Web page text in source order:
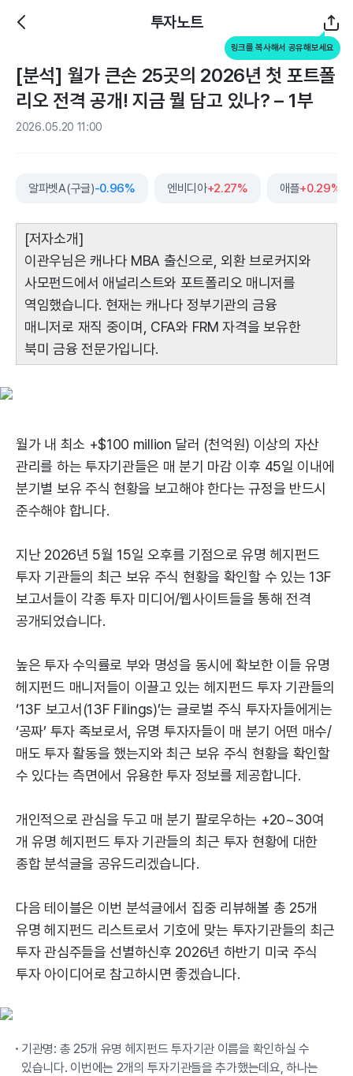
투자노트
링크를 복사해서 공유해보세요
[분석] 월가 큰손 25곳의 2026년 첫 포트폴
리오 전격 공개! 지금 뭘 담고 있나? – 1부
2026.05.20 11:00
알파벳A(구글)-0.96% 엔비디아+2.27% 애플+0.29%
[저자소개]
이관우님은 캐나다 MBA 출신으로, 외환 브로커지와
사모펀드에서 애널리스트와 포트폴리오 매니저를
역임했습니다. 현재는 캐나다 정부기관의 금융
매니저로 재직 중이며, CFA와 FRM 자격을 보유한
북미 금융 전문가입니다.
월가 내 최소 +$100 million 달러 (천억원) 이상의 자산
관리를 하는 투자기관들은 매 분기 마감 이후 45일 이내에
분기별 보유 주식 현황을 보고해야 한다는 규정을 반드시
준수해야 합니다.
지난 2026년 5월 15일 오후를 기점으로 유명 헤지펀드
투자 기관들의 최근 보유 주식 현황을 확인할 수 있는 13F
보고서들이 각종 투자 미디어/웹사이트들을 통해 전격
공개되었습니다.
높은 투자 수익률로 부와 명성을 동시에 확보한 이들 유명
헤지펀드 매니저들이 이끌고 있는 헤지펀드 투자 기관들의
‘13F 보고서(13F Filings)’는 글로벌 주식 투자자들에게는
‘공짜’ 투자 족보로서, 유명 투자자들이 매 분기 어떤 매수/
매도 투자 활동을 했는지와 최근 보유 주식 현황을 확인할
수 있다는 측면에서 유용한 투자 정보를 제공합니다.
개인적으로 관심을 두고 매 분기 팔로우하는 +20~30여
개 유명 헤지펀드 투자 기관들의 최근 투자 현황에 대한
종합 분석글을 공유드리겠습니다.
다음 테이블은 이번 분석글에서 집중 리뷰해볼 총 25개
유명 헤지펀드 리스트로서 기호에 맞는 투자기관들의 최근
투자 관심주들을 선별하신후 2026년 하반기 미국 주식
투자 아이디어로 참고하시면 좋겠습니다.
기관명: 총 25개 유명 헤지펀드 투자기관 이름을 확인하실 수
있습니다. 이번에는 2개의 투자기관들을 추가했는데요, 하나는